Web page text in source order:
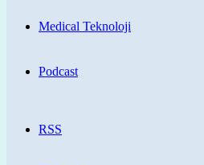
Medical Teknoloji
Podcast
RSS